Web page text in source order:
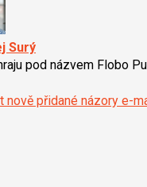
Surý
pod názvem Flobo
nově přidané názory e-